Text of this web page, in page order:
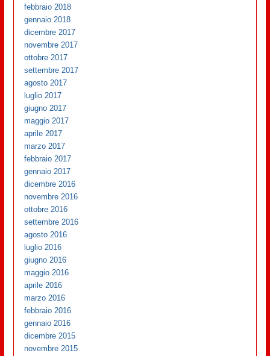
febbraio 2018
gennaio 2018
dicembre 2017
novembre 2017
ottobre 2017
settembre 2017
agosto 2017
luglio 2017
giugno 2017
maggio 2017
aprile 2017
marzo 2017
febbraio 2017
gennaio 2017
dicembre 2016
novembre 2016
ottobre 2016
settembre 2016
agosto 2016
luglio 2016
giugno 2016
maggio 2016
aprile 2016
marzo 2016
febbraio 2016
gennaio 2016
dicembre 2015
novembre 2015